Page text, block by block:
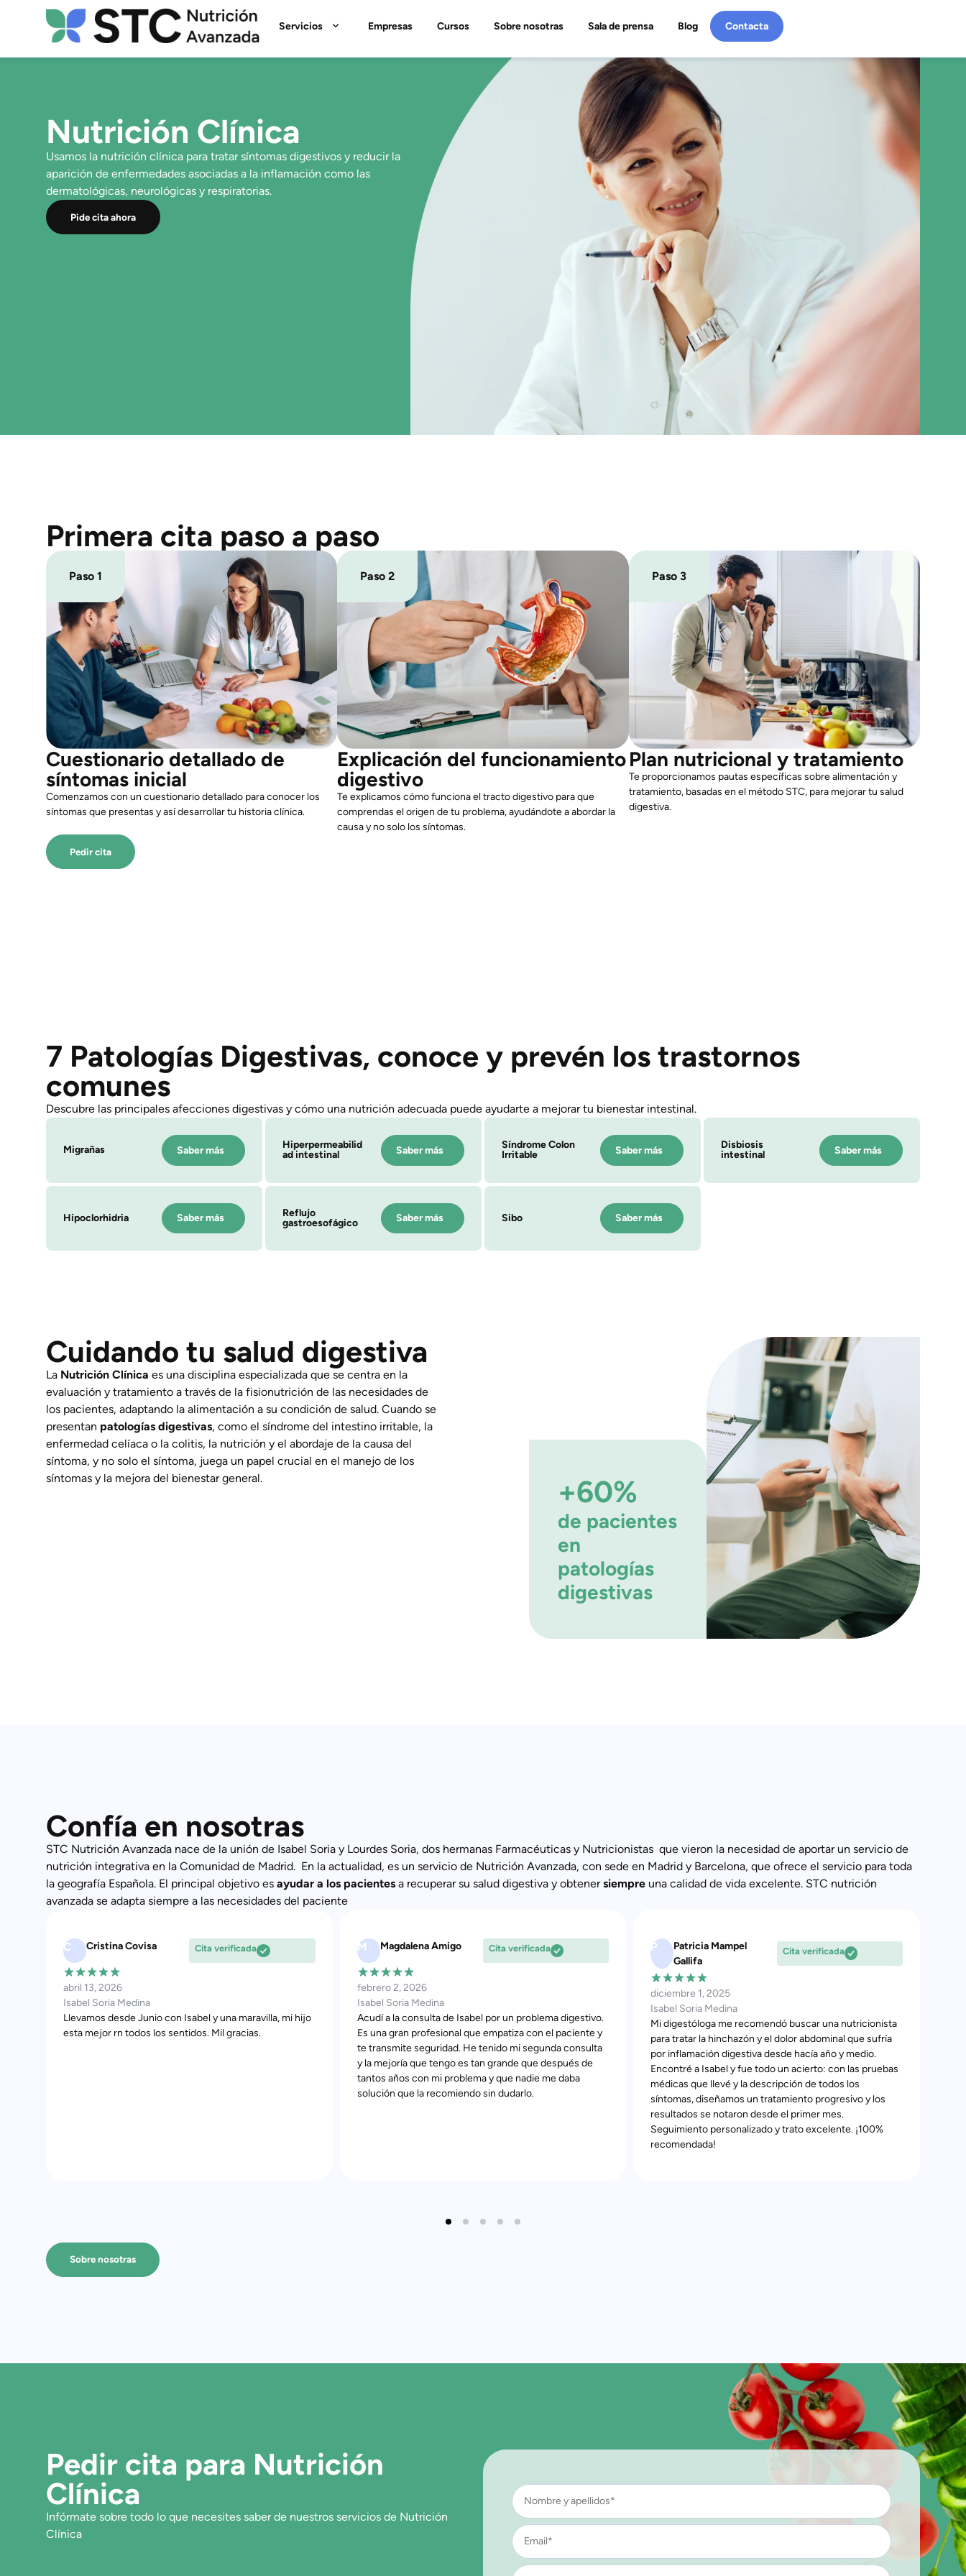
Servicios Empresas Cursos Sobre nosotras Sala de prensa Blog Contacta
Nutrición Clínica
Usamos la nutrición clínica para tratar síntomas digestivos y reducir la
aparición de enfermedades asociadas a la inflamación como las
dermatológicas, neurológicas y respiratorias.
Pide cita ahora
Primera cita paso a paso
Paso 1
Cuestionario detallado de
síntomas inicial
Comenzamos con un cuestionario detallado para conocer los
síntomas que presentas y así desarrollar tu historia clínica.
Paso 2
Explicación del funcionamiento
digestivo
Te explicamos cómo funciona el tracto digestivo para que
comprendas el origen de tu problema, ayudándote a abordar la
causa y no solo los síntomas.
Paso 3
Plan nutricional y tratamiento
Te proporcionamos pautas específicas sobre alimentación y
tratamiento, basadas en el método STC, para mejorar tu salud
digestiva.
Pedir cita
7 Patologías Digestivas, conoce y prevén los trastornos
comunes
Descubre las principales afecciones digestivas y cómo una nutrición adecuada puede ayudarte a mejorar tu bienestar intestinal.
Migrañas Saber más
Hiperpermeabilid
ad intestinal
Saber más
Síndrome Colon
Irritable
Saber más
Disbiosis
intestinal
Saber más
Hipoclorhidria Saber más
Reflujo
gastroesofágico
Saber más Sibo Saber más
Cuidando tu salud digestiva
La Nutrición Clínica es una disciplina especializada que se centra en la
evaluación y tratamiento a través de la fisionutrición de las necesidades de
los pacientes, adaptando la alimentación a su condición de salud. Cuando se
presentan patologías digestivas, como el síndrome del intestino irritable, la
enfermedad celíaca o la colitis, la nutrición y el abordaje de la causa del
síntoma, y no solo el síntoma, juega un papel crucial en el manejo de los
síntomas y la mejora del bienestar general.
+60%
de pacientes
en
patologías
digestivas
Confía en nosotras
STC Nutrición Avanzada nace de la unión de Isabel Soria y Lourdes Soria, dos hermanas Farmacéuticas y Nutricionistas que vieron la necesidad de aportar un servicio de
nutrición integrativa en la Comunidad de Madrid. En la actualidad, es un servicio de Nutrición Avanzada, con sede en Madrid y Barcelona, que ofrece el servicio para toda
la geografía Española. El principal objetivo es ayudar a los pacientes a recuperar su salud digestiva y obtenersiempre una calidad de vida excelente. STC nutrición
avanzada se adapta siempre a las necesidades del paciente
M Magdalena Amigo Cita verificada
febrero 2, 2026
Isabel Soria Medina
Acudí a la consulta de Isabel por un problema digestivo.
Es una gran profesional que empatiza con el paciente y
P
Patricia Mampel
Cita verificada
diciembre 1, 2025
Isabel Soria Medina
Mi digestóloga me recomendó buscar una nutricionista
para tratar la hinchazón y el dolor abdominal que sufría
por inflamación digestiva desde hacía año y medio.
Encontré a Isabel y fue todo un acierto: con las pruebas
médicas que llevé y la descripción de todos los
síntomas, diseñamos un tratamiento progresivo y los
M Maria del Carmen Cita verificada
marzo 2, 2025
Laura Hernández Alcázar •Tratamiento nutricional de
patología digestiva
Agradecida por siempre, ojalá que fueran conscientes
todos con mi patología de la existencia de Laura y Soria
Te Cuida, que van más allá, buscando la causa, tratarla y
eliminar así la patología y no como la medicina actual
que solo van a paliar los síntomas con fármacos.
Sobre nosotras
Pedir cita para Nutrición
Clínica
Infórmate sobre todo lo que necesites saber de nuestros servicios de Nutrición
Clínica